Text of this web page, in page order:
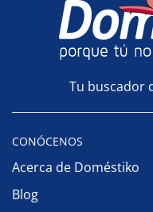
Tu buscador
CONÓCENOS
Acerca de Doméstiko
Blog